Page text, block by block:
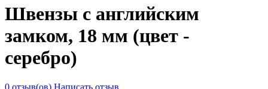
Швензы с английским
замком, 18 мм (цвет -
серебро)
0 отзыв(ов) Написать отзыв